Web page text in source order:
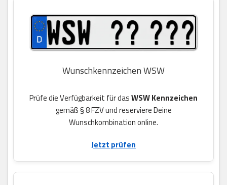
Wunschkennzeichen WSW
Prüfe die Verfügbarkeit für dasWSW Kennzeichen
gemäß § 8 FZV und reserviere Deine
Wunschkombination online.
Jetzt prüfen